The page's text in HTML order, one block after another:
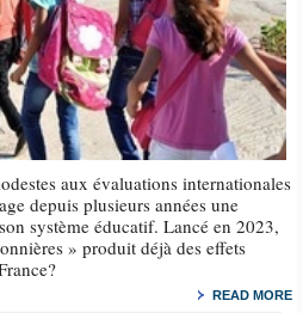
aux évaluations internationales
depuis plusieurs années une
système éducatif. Lancé en 2023,
» produit déjà des effets
READ MORE